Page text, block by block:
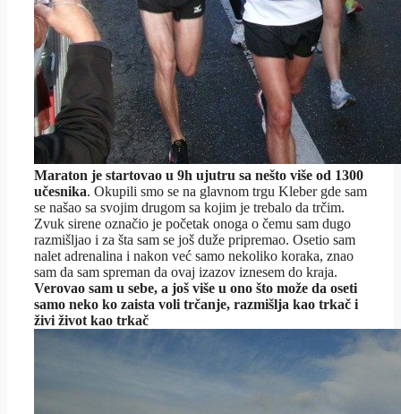
Maraton je startovao u 9h ujutru sa nešto više od 1300
učesnika. Okupili smo se na glavnom trgu Kleber gde sam
se našao sa svojim drugom sa kojim je trebalo da trčim.
Zvuk sirene označio je početak onoga o čemu sam dugo
razmišljao i za šta sam se još duže pripremao. Osetio sam
nalet adrenalina i nakon već samo nekoliko koraka, znao
sam da sam spreman da ovaj izazov iznesem do kraja.
Verovao sam u sebe, a još više u ono što može da oseti
samo neko ko zaista voli trčanje, razmišlja kao trkač i
živi život kao trkač